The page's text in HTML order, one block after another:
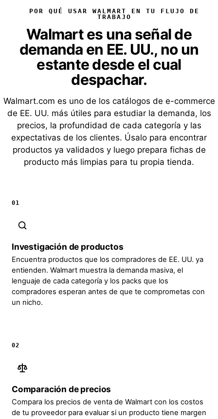
POR QUÉ USAR WALMART EN TU FLUJO DE
TRABAJO
Walmart es una señal de
demanda en EE. UU., no un
estante desde el cual
despachar.
Walmart.com es uno de los catálogos de e-commerce
de EE. UU. más útiles para estudiar la demanda, los
precios, la profundidad de cada categoría y las
expectativas de los clientes. Úsalo para encontrar
productos ya validados y luego prepara fichas de
producto más limpias para tu propia tienda.
01
Investigación de productos
Encuentra productos que los compradores de EE. UU. ya
entienden. Walmart muestra la demanda masiva, el
lenguaje de cada categoría y los packs que los
compradores esperan antes de que te comprometas con
un nicho.
02
Comparación de precios
Compara los precios de venta de Walmart con los costos
de tu proveedor para evaluar si un producto tiene margen